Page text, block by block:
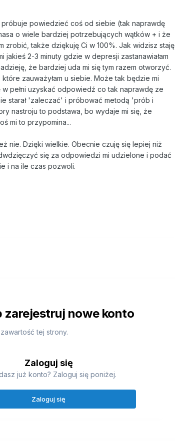
powiedzieć coś od siebie (tak naprawdę
o wiele bardziej potrzebujących wątków + i że
zrobić, także dziękuję Ci w 100%. Jak widzisz staję
jakieś 2-3 minuty gdzie w depresji zastanawiałam
że bardziej uda mi się tym razem otworzyć.
zauważyłam u siebie. Może tak będzie mi
pełni uzyskać odpowiedź co tak naprawdę ze
starał 'zaleczać' i próbować metodą 'prób i
nastroju to podstawa, bo wydaje mi się, że
mi to przypomina...
nie. Dzięki wielkie. Obecnie czuję się lepiej niż
się za odpowiedzi mi udzielone i podać
i na ile czas pozwoli.
zarejestruj nowe konto
tej strony.
Zaloguj się
już konto? Zaloguj się poniżej.
Zaloguj się